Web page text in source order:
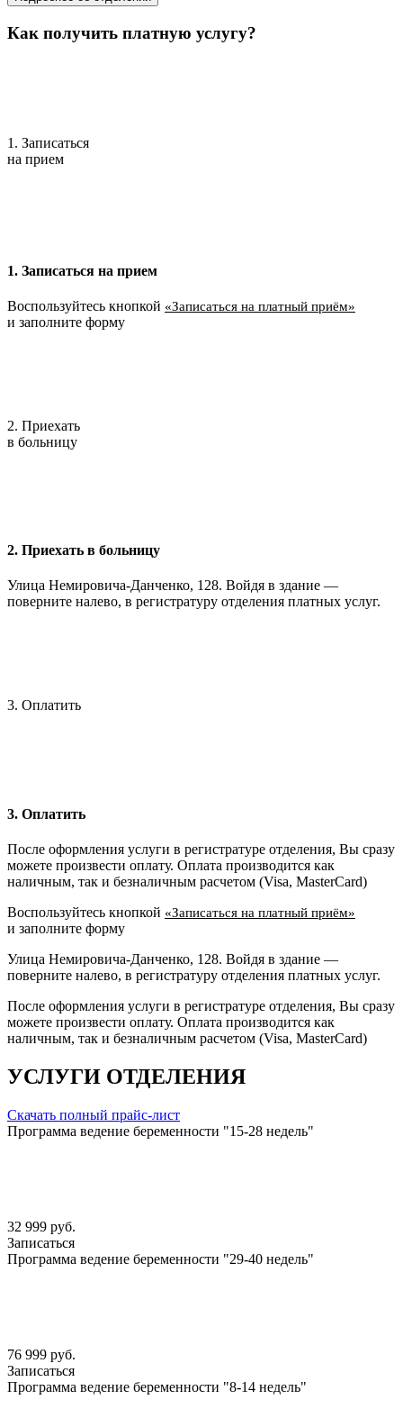
Как получить платную услугу?
1. Записаться
на прием
1. Записаться на прием
Воспользуйтесь кнопкой «Записаться на платный приём»
и заполните форму
2. Приехать
в больницу
2. Приехать в больницу
Улица Немировича-Данченко, 128. Войдя в здание —
поверните налево, в регистратуру отделения платных услуг.
3. Оплатить
3. Оплатить
После оформления услуги в регистратуре отделения, Вы сразу
можете произвести оплату. Оплата производится как
наличным, так и безналичным расчетом (Visa, MasterCard)
Воспользуйтесь кнопкой «Записаться на платный приём»
и заполните форму
Улица Немировича-Данченко, 128. Войдя в здание —
поверните налево, в регистратуру отделения платных услуг.
После оформления услуги в регистратуре отделения, Вы сразу
можете произвести оплату. Оплата производится как
наличным, так и безналичным расчетом (Visa, MasterCard)
УСЛУГИ ОТДЕЛЕНИЯ
Скачать полный прайс-лист
Программа ведение беременности "15-28 недель"
32 999 руб.
Записаться
Программа ведение беременности "29-40 недель"
76 999 руб.
Записаться
Программа ведение беременности "8-14 недель"